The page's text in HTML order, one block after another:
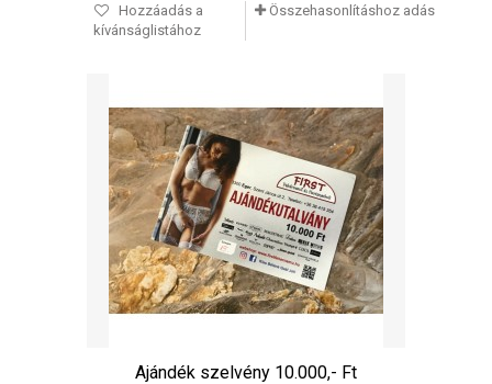
Hozzáadás a
kívánságlistához
Összehasonlításhoz adás
Ajándék szelvény 10.000,- Ft